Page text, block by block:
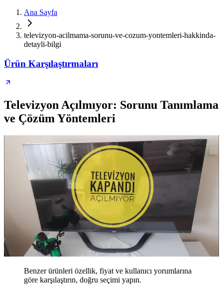
Ana Sayfa
televizyon-acilmama-sorunu-ve-cozum-yontemleri-hakkinda-
detayli-bilgi
Ürün Karşılaştırmaları
Televizyon Açılmıyor: Sorunu Tanımlama
ve Çözüm Yöntemleri
Benzer ürünleri özellik, fiyat ve kullanıcı yorumlarına
göre karşılaştırın, doğru seçimi yapın.